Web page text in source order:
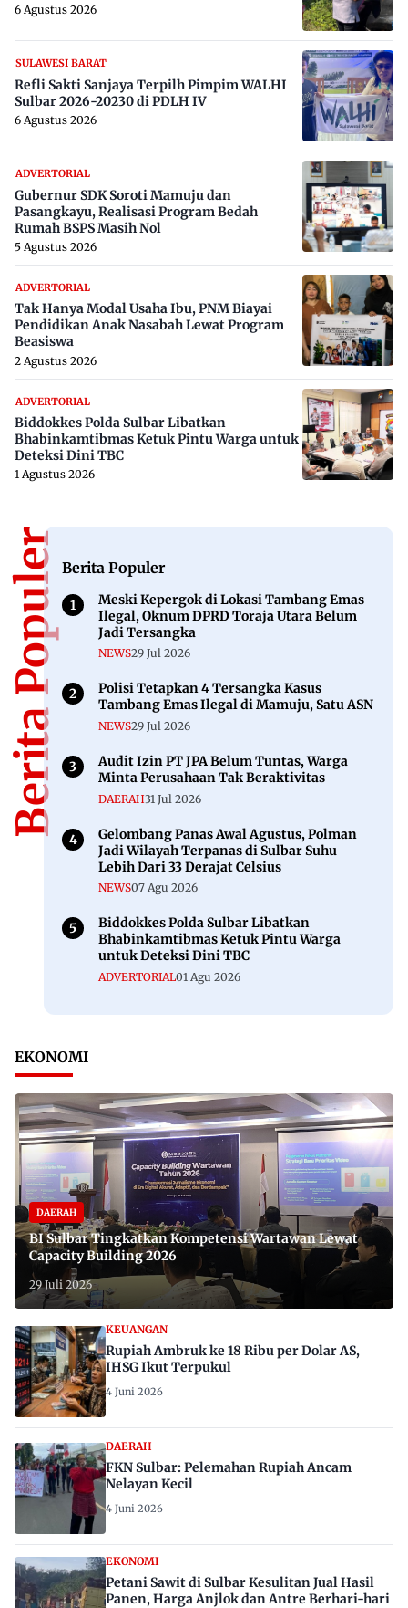
6 Agustus 2026
SULAWESI BARAT
Refli Sakti Sanjaya Terpilh Pimpim WALHI
Sulbar 2026-20230 di PDLH IV
6 Agustus 2026
ADVERTORIAL
Gubernur SDK Soroti Mamuju dan
Pasangkayu, Realisasi Program Bedah
Rumah BSPS Masih Nol
5 Agustus 2026
ADVERTORIAL
Tak Hanya Modal Usaha Ibu, PNM Biayai
Pendidikan Anak Nasabah Lewat Program
Beasiswa
2 Agustus 2026
ADVERTORIAL
Biddokkes Polda Sulbar Libatkan
Bhabinkamtibmas Ketuk Pintu Warga untuk
Deteksi Dini TBC
1 Agustus 2026
Berita PopulerBerita Populer
Meski Kepergok di Lokasi Tambang Emas
Ilegal, Oknum DPRD Toraja Utara Belum
Jadi Tersangka
NEWS29 Jul 2026
Polisi Tetapkan 4 Tersangka Kasus
Tambang Emas Ilegal di Mamuju, Satu ASN
NEWS29 Jul 2026
Audit Izin PT JPA Belum Tuntas, Warga
Minta Perusahaan Tak Beraktivitas
DAERAH31 Jul 2026
Gelombang Panas Awal Agustus, Polman
Jadi Wilayah Terpanas di Sulbar Suhu
Lebih Dari 33 Derajat Celsius
NEWS07 Agu 2026
Biddokkes Polda Sulbar Libatkan
Bhabinkamtibmas Ketuk Pintu Warga
untuk Deteksi Dini TBC
ADVERTORIAL01 Agu 2026
EKONOMI
DAERAH
BI Sulbar Tingkatkan Kompetensi Wartawan Lewat
Capacity Building 2026
29 Juli 2026
KEUANGAN
Rupiah Ambruk ke 18 Ribu per Dolar AS,
IHSG Ikut Terpukul
4 Juni 2026
DAERAH
FKN Sulbar: Pelemahan Rupiah Ancam
Nelayan Kecil
4 Juni 2026
EKONOMI
Petani Sawit di Sulbar Kesulitan Jual Hasil
Panen, Harga Anjlok dan Antre Berhari-hari